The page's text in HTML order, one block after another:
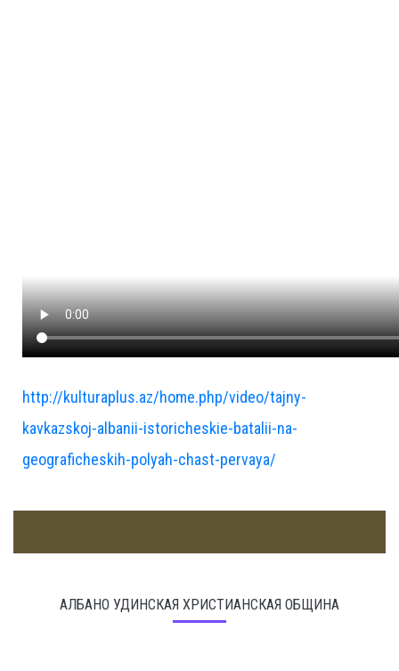
http://kulturaplus.az/home.php/video/tajny-
kavkazskoj-albanii-istoricheskie-batalii-na-
geograficheskih-polyah-chast-pervaya/
АЛБАНО УДИНСКАЯ ХРИСТИАНСКАЯ ОБЩИНА